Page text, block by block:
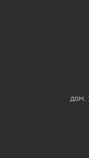
дом.